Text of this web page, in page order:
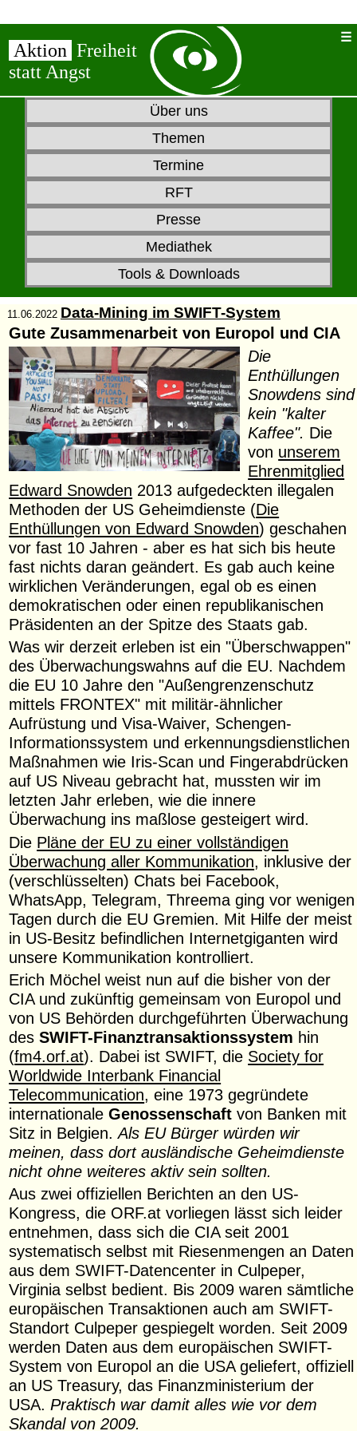
Aktion Freiheit
statt Angst
Über uns
Themen
Termine
RFT
Presse
Mediathek
Tools & Downloads
11.06.2022 Data-Mining im SWIFT-System
Gute Zusammenarbeit von Europol und CIA
Die
Enthüllungen
Snowdens sind
kein "kalter
Kaffee". Die
von unserem
Ehrenmitglied
Edward Snowden 2013 aufgedeckten illegalen
Methoden der US Geheimdienste (Die
Enthüllungen von Edward Snowden) geschahen
vor fast 10 Jahren - aber es hat sich bis heute
fast nichts daran geändert. Es gab auch keine
wirklichen Veränderungen, egal ob es einen
demokratischen oder einen republikanischen
Präsidenten an der Spitze des Staats gab.
Was wir derzeit erleben ist ein "Überschwappen"
des Überwachungswahns auf die EU. Nachdem
die EU 10 Jahre den "Außengrenzenschutz
mittels FRONTEX" mit militär-ähnlicher
Aufrüstung und Visa-Waiver, Schengen-
Informationssystem und erkennungsdienstlichen
Maßnahmen wie Iris-Scan und Fingerabdrücken
auf US Niveau gebracht hat, mussten wir im
letzten Jahr erleben, wie die innere
Überwachung ins maßlose gesteigert wird.
Die Pläne der EU zu einer vollständigen
Überwachung aller Kommunikation , inklusive der
(verschlüsselten) Chats bei Facebook,
WhatsApp, Telegram, Threema ging vor wenigen
Tagen durch die EU Gremien. Mit Hilfe der meist
in US-Besitz befindlichen Internetgiganten wird
unsere Kommunikation kontrolliert.
Erich Möchel weist nun auf die bisher von der
CIA und zukünftig gemeinsam von Europol und
von US Behörden durchgeführten Überwachung
desSWIFT-Finanztransaktionssystem hin
(fm4.orf.at). Dabei ist SWIFT, die Society for
Worldwide Interbank Financial
Telecommunication, eine 1973 gegründete
internationaleGenossenschaft von Banken mit
Sitz in Belgien.Als EU Bürger würden wir
meinen, dass dort ausländische Geheimdienste
nicht ohne weiteres aktiv sein sollten.
Aus zwei offiziellen Berichten an den US-
Kongress, die ORF.at vorliegen lässt sich leider
entnehmen, dass sich die CIA seit 2001
systematisch selbst mit Riesenmengen an Daten
aus dem SWIFT-Datencenter in Culpeper,
Virginia selbst bedient. Bis 2009 waren sämtliche
europäischen Transaktionen auch am SWIFT-
Standort Culpeper gespiegelt worden. Seit 2009
werden Daten aus dem europäischen SWIFT-
System von Europol an die USA geliefert, offiziell
an US Treasury, das Finanzministerium der
USA.Praktisch war damit alles wie vor dem
Skandal von 2009.